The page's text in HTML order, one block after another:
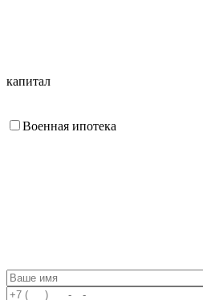
капитал
Военная ипотека